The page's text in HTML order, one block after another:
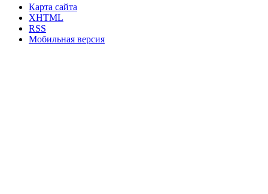
Карта сайта
XHTML
RSS
Мобильная версия